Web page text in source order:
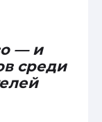
— и
среди